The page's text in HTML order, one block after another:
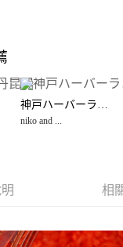
，台灣大哥大用戶可立即
數及費用金額請依後續交易
未前往確認交易或遇審核未
服務後，再付款。
含以上)免運費
神戸ハーバーランドumie店
niko and ...
相